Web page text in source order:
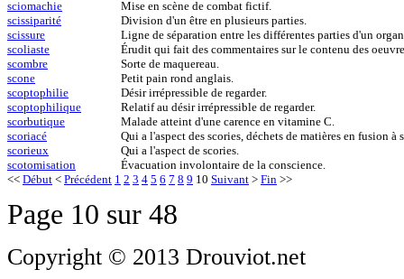
sciomachie
Mise en scène de combat fictif.
scissiparité
Division d'un être en plusieurs parties.
scissure
Ligne de séparation entre les différentes parties d'un
scoliaste
Érudit qui fait des commentaires sur le contenu des
scombre
Sorte de maquereau.
scone
Petit pain rond anglais.
scoptophilie
Désir irrépressible de regarder.
scoptophilique
Relatif au désir irrépressible de regarder.
scorbutique
Malade atteint d'une carence en vitamine C.
scoriacé
Qui a l'aspect des scories, déchets de matières en fusion à
scorieux
Qui a l'aspect de scories.
scotomisation
Évacuation involontaire de la conscience.
<< Début < Précédent 1 2 3 4 5 6 7 8 9 10 Suivant > Fin >>
Page 10 sur 48
Copyright © 2013 Drouviot.net